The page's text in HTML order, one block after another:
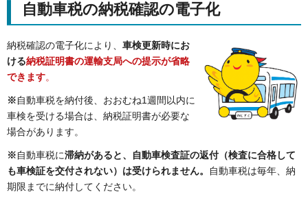
自動車税の納税確認の電子化
納税確認の電子化により、 車検更新時にお
ける納税証明書の運輸支局への提示が省略
できます。
※自動車税を納付後、おおむね1週間以内に
車検を受ける場合は、納税証明書が必要な
場合があります。
※自動車税に滞納があると、自動車検査証の返付（検査に合格して
も車検証を交付されない）は受けられません。
自動車税は毎年、納
期限までに納付してください。